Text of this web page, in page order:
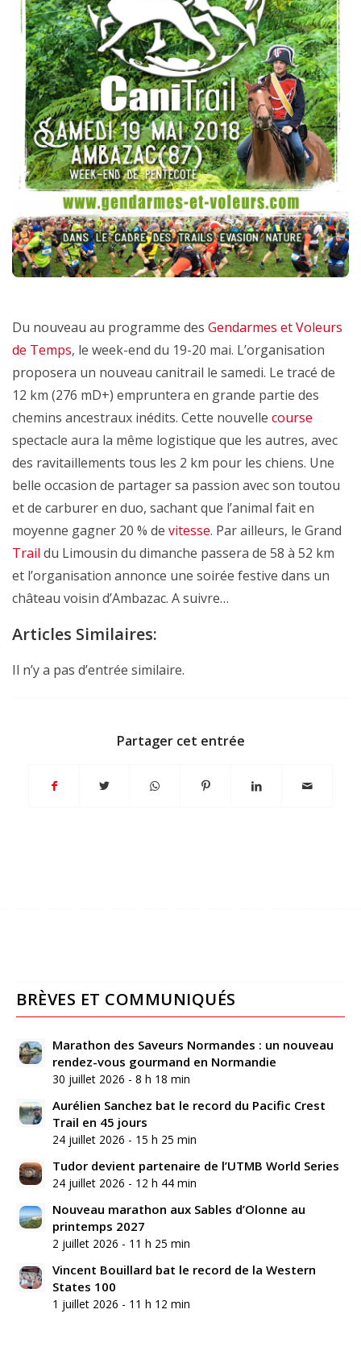
Du nouveau au programme des Gendarmes et Voleurs
de Temps, le week-end du 19-20 mai. L’organisation
proposera un nouveau canitrail le samedi. Le tracé de
12 km (276 mD+) empruntera en grande partie des
chemins ancestraux inédits. Cette nouvelle course
spectacle aura la même logistique que les autres, avec
des ravitaillements tous les 2 km pour les chiens. Une
belle occasion de partager sa passion avec son toutou
et de carburer en duo, sachant que l’animal fait en
moyenne gagner 20 % de vitesse. Par ailleurs, le Grand
Trail du Limousin du dimanche passera de 58 à 52 km
et l’organisation annonce une soirée festive dans un
château voisin d’Ambazac. A suivre…
Articles Similaires:
Il n’y a pas d’entrée similaire.
Partager cet entrée
BRÈVES ET COMMUNIQUÉS
Marathon des Saveurs Normandes : un nouveau
rendez-vous gourmand en Normandie
30 juillet 2026 - 8 h 18 min
Aurélien Sanchez bat le record du Pacific Crest
Trail en 45 jours
24 juillet 2026 - 15 h 25 min
Tudor devient partenaire de l’UTMB World Series
24 juillet 2026 - 12 h 44 min
Nouveau marathon aux Sables d’Olonne au
printemps 2027
2 juillet 2026 - 11 h 25 min
Vincent Bouillard bat le record de la Western
States 100
1 juillet 2026 - 11 h 12 min